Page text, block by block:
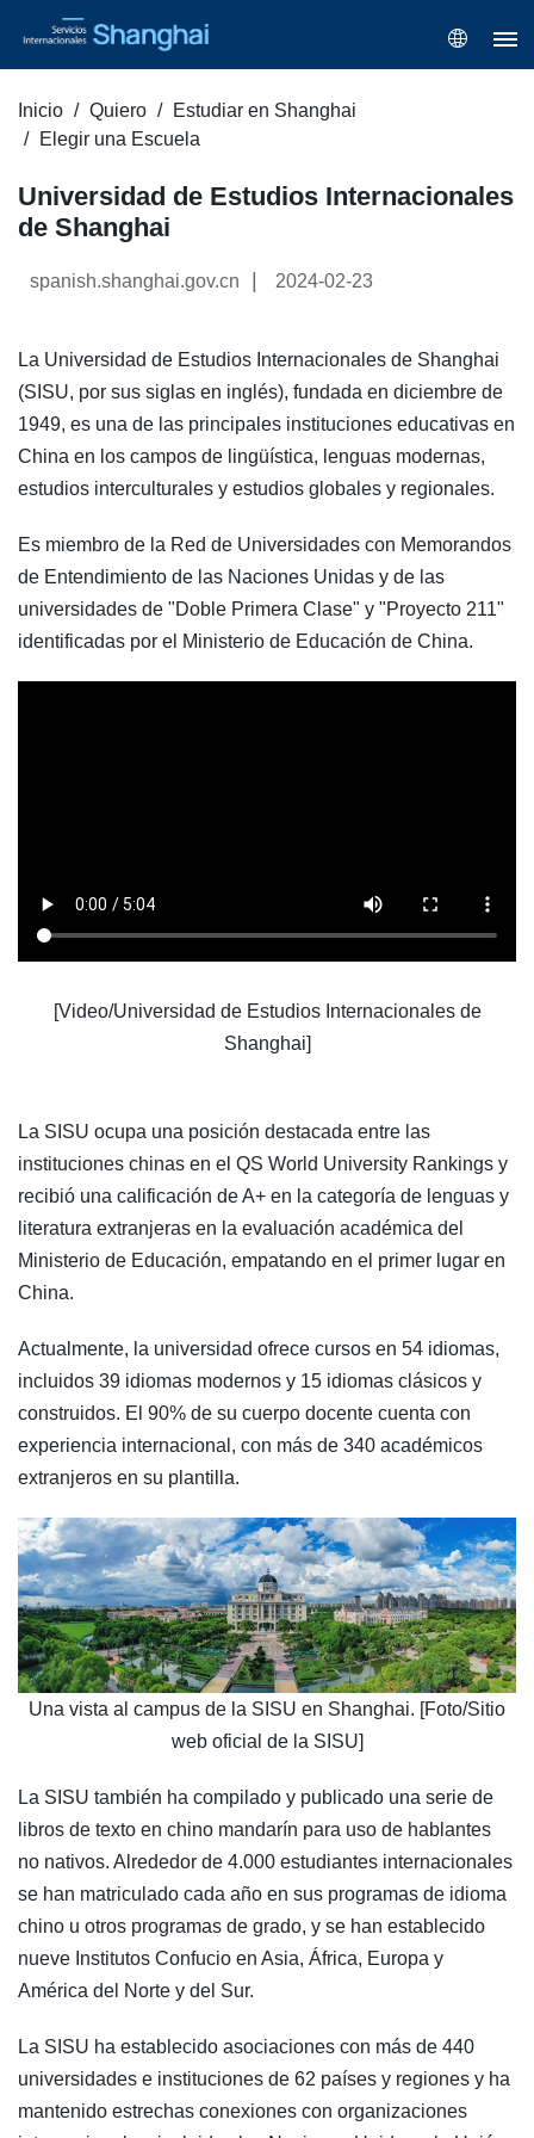
Inicio Quiero
Estudiar en Shanghai
Elegir una Escuela
Universidad de Estudios Internacionales
de Shanghai
spanish.shanghai.gov.cn 2024-02-23
La Universidad de Estudios Internacionales de Shanghai
(SISU, por sus siglas en inglés), fundada en diciembre de
1949, es una de las principales instituciones educativas en
China en los campos de lingüística, lenguas modernas,
estudios interculturales y estudios globales y regionales.
Es miembro de la Red de Universidades con Memorandos
de Entendimiento de las Naciones Unidas y de las
universidades de "Doble Primera Clase" y "Proyecto 211"
identificadas por el Ministerio de Educación de China.
[Video/Universidad de Estudios Internacionales de
Shanghai]
La SISU ocupa una posición destacada entre las
instituciones chinas en el QS World University Rankings y
recibió una calificación de A+ en la categoría de lenguas y
literatura extranjeras en la evaluación académica del
Ministerio de Educación, empatando en el primer lugar en
China.
Actualmente, la universidad ofrece cursos en 54 idiomas,
incluidos 39 idiomas modernos y 15 idiomas clásicos y
construidos. El 90% de su cuerpo docente cuenta con
experiencia internacional, con más de 340 académicos
extranjeros en su plantilla.
Una vista al campus de la SISU en Shanghai. [Foto/Sitio
web oficial de la SISU]
La SISU también ha compilado y publicado una serie de
libros de texto en chino mandarín para uso de hablantes
no nativos. Alrededor de 4.000 estudiantes internacionales
se han matriculado cada año en sus programas de idioma
chino u otros programas de grado, y se han establecido
nueve Institutos Confucio en Asia, África, Europa y
América del Norte y del Sur.
La SISU ha establecido asociaciones con más de 440
universidades e instituciones de 62 países y regiones y ha
mantenido estrechas conexiones con organizaciones